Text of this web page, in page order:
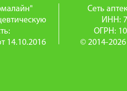
14.10.2016
Сеть
ИНН:
ОГРН:
© 2014-